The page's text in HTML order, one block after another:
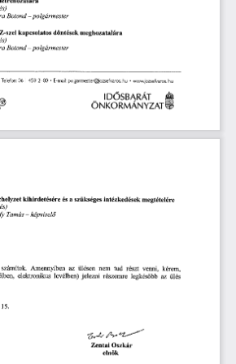
Botond —polgármester
szel kapcsolatos döntések meghozatalára
Botond polgármester
Telefon: 06 459 2100 • E-mail:polgarrnester©jozsefvaros. hu • www.jozseNaros. hu
IDŐ SBARÁT
ÖNKORMÁNYZAT
kihirdetésére és a szükséges intézkedések megtételére
Tamás — képviselő
számítok. Amennyiben az ülésen nem tud részt venni,
kérem,
elektronikus levélben) jelezni részemre legkésőbb az ülés
15.
Zentai Oszkár
elnök